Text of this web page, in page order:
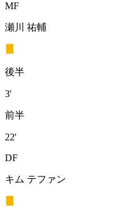
MF
瀬川 祐輔
後半
3'
前半
22'
DF
キム テファン